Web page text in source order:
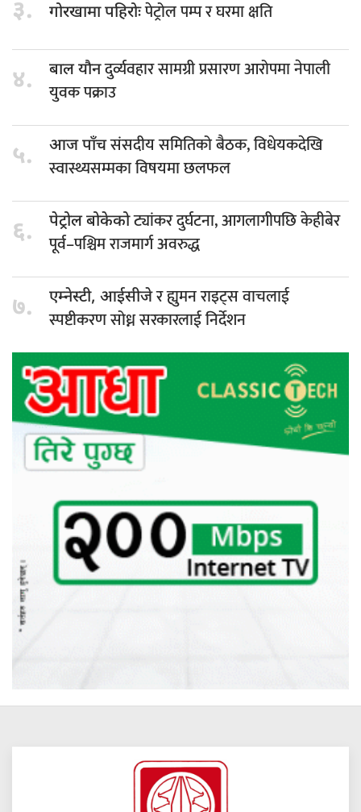
३. गोरखामा पहिरोःपेट्रोल पम्प र घरमा क्षति
४. बाल यौनदुर्व्यवहार सामग्री प्रसारण आरोपमा नेपाली
युवक पक्राउ
५. आज पाँचसंसदीय समितिको बैठक, विधेयकदेखि
स्वास्थ्यसम्मका विषयमा छलफल
६. पेट्रोल बोकेकोट्यांकर दुर्घटना, आगलागीपछि केहीबेर
पूर्व–पश्चिम राजमार्ग अवरुद्ध
७. एम्नेस्टी, आईसीजेर ह्युमन राइट्स वाचलाई
स्पष्टीकरण सोध्न सरकारलाई निर्देशन